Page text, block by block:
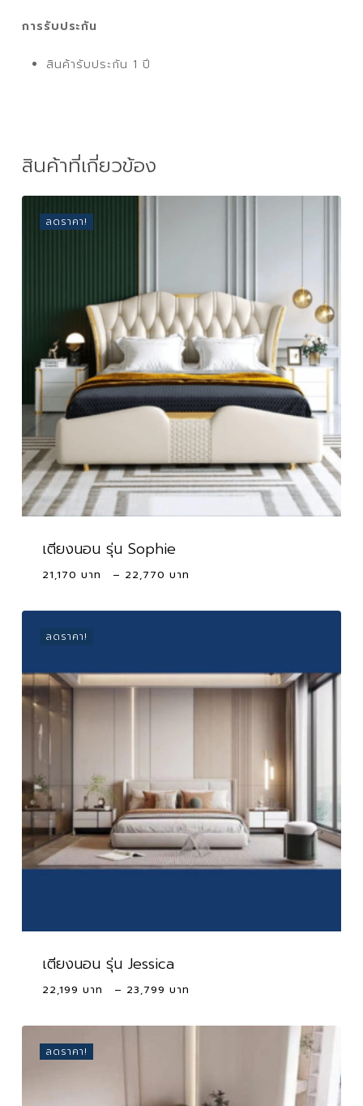
การรับประกัน
สินค้ารับประกัน 1 ปี
สินค้าที่เกี่ยวข้อง
ลดราคา!
เตียงนอน รุ่น Sophie
21,170 – 22,770
21,170 ฿
ลดราคา!
เตียงนอน รุ่น Jessica
22,199 – 23,799
22,199 ฿
ลดราคา!